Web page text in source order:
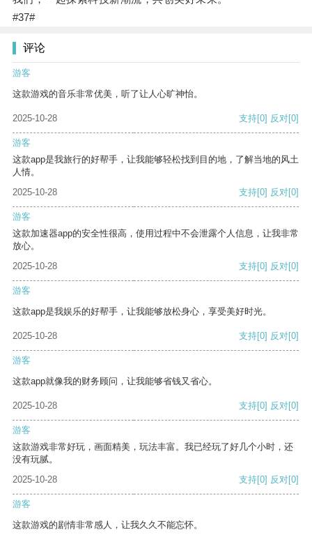
#37#
评论
游客
这款游戏的音乐非常优美，听了让人心旷神怡。
2025-10-28 支持[0] 反对[0]
游客
这款app是我旅行的好帮手，让我能够轻松找到目的地，了解当地的风土
人情。
2025-10-28
支持[0] 反对[0]
游客
这款加速器app的安全性很高，使用过程中不会泄露个人信息，让我非常
放心。
2025-10-28
支持[0] 反对[0]
游客
这款app是我娱乐的好帮手，让我能够放松身心，享受美好时光。
2025-10-28 支持[0] 反对[0]
游客
这款app就像我的财务顾问，让我能够省钱又省心。
2025-10-28 支持[0] 反对[0]
游客
这款游戏非常好玩，画面精美，玩法丰富。我已经玩了好几个小时，还
没有玩腻。
2025-10-28
支持[0] 反对[0]
游客
这款游戏的剧情非常感人，让我久久不能忘怀。